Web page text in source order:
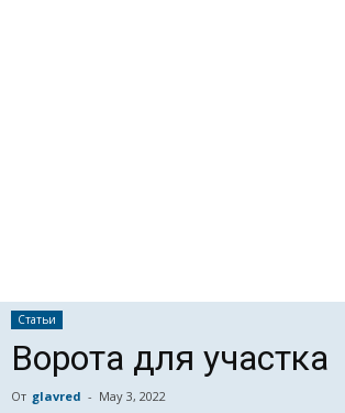
Статьи
Ворота для участка
От glavred - May 3, 2022